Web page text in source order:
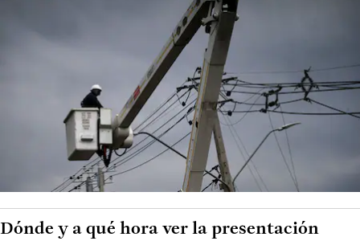
Dónde y a qué hora ver la presentación